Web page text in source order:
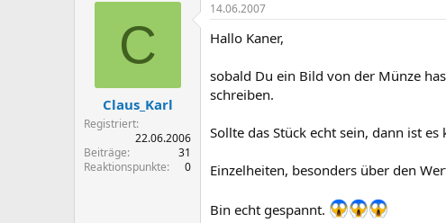
C
Claus_Karl
Registriert
22.06.2006
Beiträge
31
Reaktionspunkte
0
14.06.2007
Hallo Kaner,
sobald Du ein Bild von der Münze
schreiben.
Sollte das Stück echt sein, dann ist
Einzelheiten, besonders über den
Bin echt gespannt.